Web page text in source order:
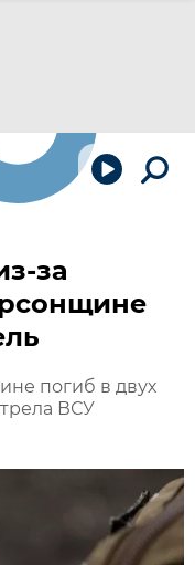
за
погиб в двух
ВСУ